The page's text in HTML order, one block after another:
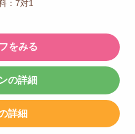
：7対1
をみる
の詳細
詳細